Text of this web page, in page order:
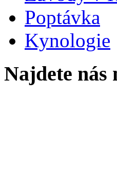
Poptávka
Kynologie
Najdete nás